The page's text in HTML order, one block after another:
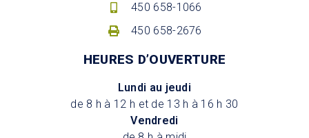
450 658-1066
450 658-2676
HEURES D’OUVERTURE
Lundi au jeudi
de 8 h à 12 h et de 13 h à 16 h 30
Vendredi